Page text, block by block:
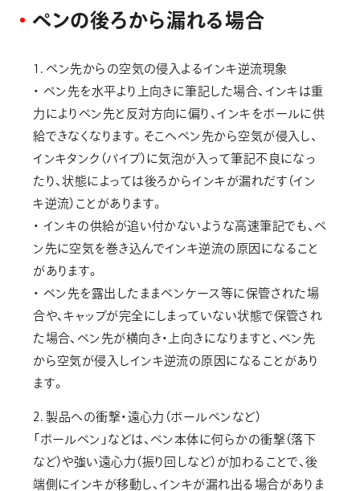
ペンの後ろから漏れる場合
1. ペン先からの空気の侵入よるインキ逆流現象
・ ペン先を水平より上向きに筆記した場合、インキは重
力によりペン先と反対方向に偏り、インキをボールに供
給できなくなります。そこへペン先から空気が侵入し、
インキタンク（パイプ）に気泡が入って筆記不良になっ
たり、状態によっては後ろからインキが漏れだす（イン
キ逆流）ことがあります。
・ インキの供給が追い付かないような高速筆記でも、ペ
ン先に空気を巻き込んでインキ逆流の原因になること
があります。
・ ペン先を露出したままペンケース等に保管された場
合や、キャップが完全にしまっていない状態で保管され
た場合、ペン先が横向き・上向きになりますと、ペン先
から空気が侵入しインキ逆流の原因になることがあり
ます。
2. 製品への衝撃・遠心力（ボールペンなど）
「ボールペン」などは、ペン本体に何らかの衝撃（落下
など）や強い遠心力（振り回しなど）が加わることで、後
端側にインキが移動し、インキが漏れ出る場合がありま